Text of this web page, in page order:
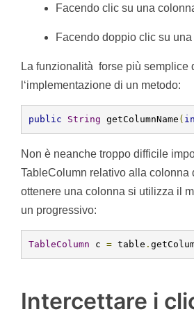
Facendo clic su una
Facendo doppio clic su
La funzionalità forse più semplice
l‘implementazione di un metodo:
public String getColumnName (
Non è neanche troppo difficile
TableColumn relativo alla
ottenere una colonna si utilizza il
un progressivo:
TableColumn c = table .
Intercettare i